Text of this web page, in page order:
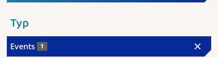
Typ
Events 1